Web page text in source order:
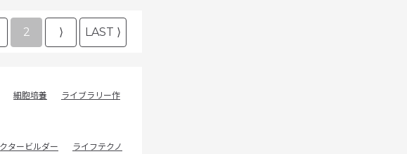
2 ⟩ LAST ⟩
細胞培養
ライブラリー作
タービルダー
ライフテクノ